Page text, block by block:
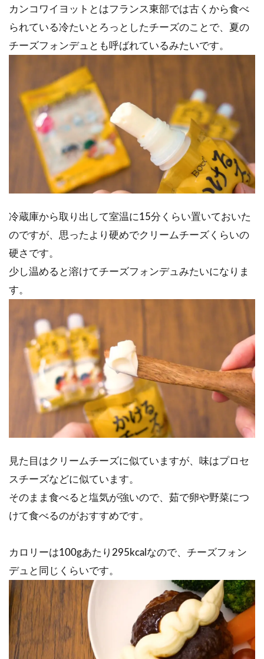
カンコワイヨットとはフランス東部では古くから食べ
られている冷たいとろっとしたチーズのことで、夏の
チーズフォンデュとも呼ばれているみたいです。
冷蔵庫から取り出して室温に15分くらい置いておいた
のですが、思ったより硬めでクリームチーズくらいの
硬さです。
少し温めると溶けてチーズフォンデュみたいになりま
す。
見た目はクリームチーズに似ていますが、味はプロセ
スチーズなどに似ています。
そのまま食べると塩気が強いので、茹で卵や野菜につ
けて食べるのがおすすめです。
カロリーは100gあたり295kcalなので、チーズフォン
デュと同じくらいです。